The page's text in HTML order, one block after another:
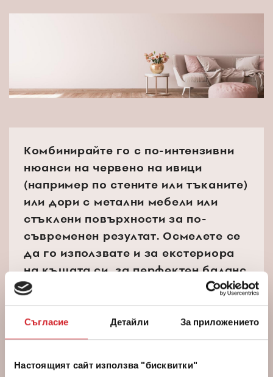
Съгласие Детайли За приложението
Настоящият сайт използва "бисквитки"
Комбинирайте го с по-интензивни
нюанси на червено на ивици
(например по стените или тъканите)
или дори с метални мебели или
стъклени повърхности за по-
съвременен резултат. Осмелете се
да го използвате и за екстериора
на къщата си, за перфектен баланс
с естествената среда.